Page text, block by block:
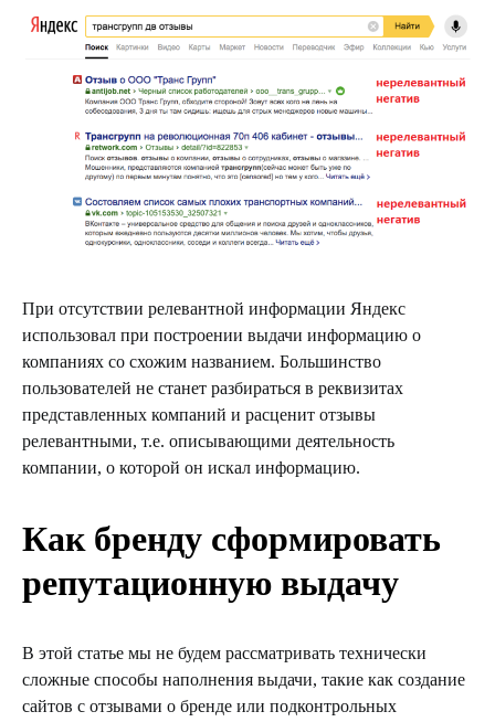
При отсутствии релевантной информации Яндекс
использовал при построении выдачи информацию о
компаниях со схожим названием. Большинство
пользователей не станет разбираться в реквизитах
представленных компаний и расценит отзывы
релевантными, т.е. описывающими деятельность
компании, о которой он искал информацию.
Как бренду сформировать
репутационную выдачу
В этой статье мы не будем рассматривать технически
сложные способы наполнения выдачи, такие как создание
сайтов с отзывами о бренде или подконтрольных